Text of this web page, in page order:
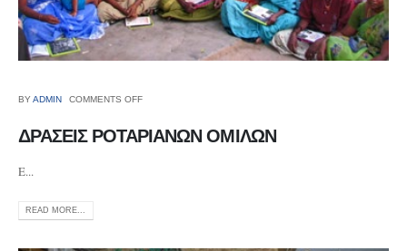
BYADMIN COMMENTS OFF
ΔΡΑΣΕΙΣ ΡΟΤΑΡΙΑΝΩΝ ΟΜΙΛΩΝ
E...
READ MORE...